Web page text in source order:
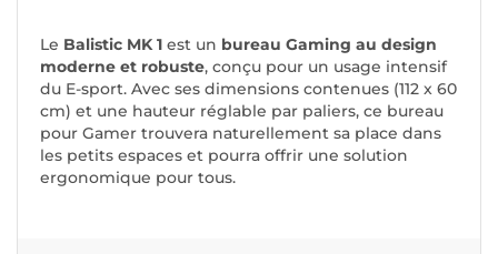
Le Balistic MK 1 est un bureau Gaming au design
moderne et robuste, conçu pour un usage intensif
du E-sport. Avec ses dimensions contenues (112 x 60
cm) et une hauteur réglable par paliers, ce bureau
pour Gamer trouvera naturellement sa place dans
les petits espaces et pourra offrir une solution
ergonomique pour tous.